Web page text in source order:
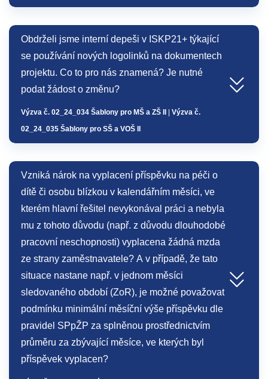
Obdrželi jsme interní depeši v ISKP21+ týkající
se používání nových logolinků na dokumentech
projektu. Co to pro nás znamená? Je nutné
podat žádost o změnu?
Výzva č. 02_24_034 Šablony pro MŠ a ZŠ II
Výzva č.
02_24_035 Šablony pro SŠ a VOŠ II
Vzniká nárok na vyplacení příspěvku na péči o
dítě či osobu blízkou v kalendářním měsíci, ve
kterém hlavní řešitel nevykonával práci a nebyla
mu z tohoto důvodu (např. z důvodu dlouhodobé
pracovní neschopnosti) vyplacena žádná mzda
ze strany zaměstnavatele? A v případě, že tato
situace nastane např. v jednom měsíci
sledovaného období (ZoR), je možné považovat
podmínku minimální měsíční výše příspěvku dle
pravidel SPpŽP za splněnou prostřednictvím
průměru za zbývající měsíce, ve kterých byl
příspěvek vyplacen?